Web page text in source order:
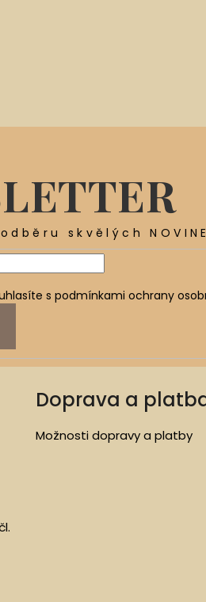
skvělých
s podmínkami ochrany
Doprava a
Možnosti dopravy a platby